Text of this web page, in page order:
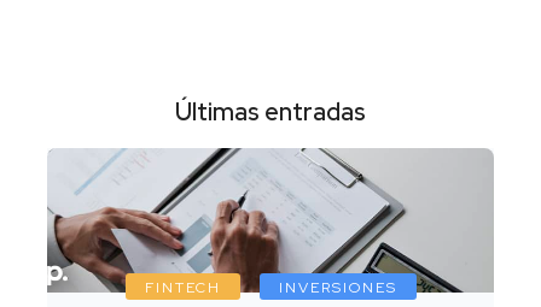
Últimas entradas
FINTECH INVERSIONES